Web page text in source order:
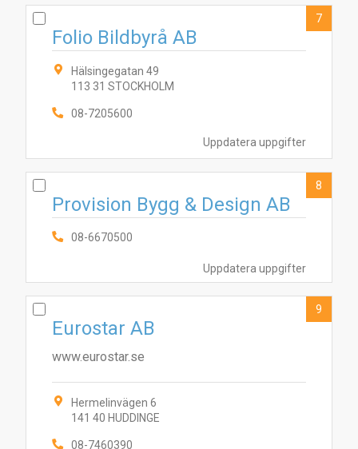
Uppdatera uppgifter
Folio Bildbyrå AB
Hälsingegatan 49
113 31 STOCKHOLM
08-7205600
7
Uppdatera uppgifter
Provision Bygg & Design AB
08-6670500
8
Eurostar AB
www.eurostar.se
Hermelinvägen 6
141 40 HUDDINGE
08-7460390
9